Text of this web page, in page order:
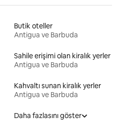
Butik oteller
Antigua ve Barbuda
Sahile erişimi olan kiralık yerler
Antigua ve Barbuda
Kahvaltı sunan kiralık yerler
Antigua ve Barbuda
Daha fazlasını göster